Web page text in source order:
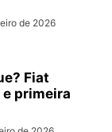
de 2026
Fiat
primeira